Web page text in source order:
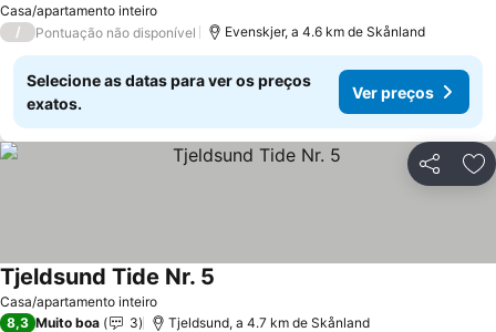
Casa/apartamento inteiro
/ Pontuação não disponível Evenskjer, a 4.6 km de Skånland
Selecione as datas para ver os preços
exatos.
Ver preços
Partilhar
Casa/apartamento inteiro
Tjeldsund Tide Nr. 5
8,3 Muito boa 3 Tjeldsund, a 4.7 km de Skånland